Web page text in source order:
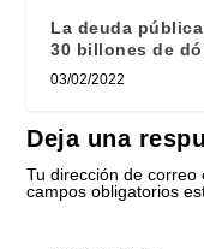
La deuda
30 billones de
03/02/2022
Deja una
Tu dirección de correo
campos obligatorios